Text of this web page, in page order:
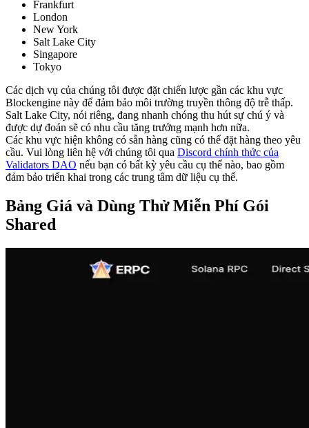
Frankfurt
London
New York
Salt Lake City
Singapore
Tokyo
Các dịch vụ của chúng tôi được đặt chiến lược gần các khu vực
Blockengine này để đảm bảo môi trường truyền thông độ trễ thấp.
Salt Lake City, nói riêng, đang nhanh chóng thu hút sự chú ý và
được dự đoán sẽ có nhu cầu tăng trưởng mạnh hơn nữa.
Các khu vực hiện không có sẵn hàng cũng có thể đặt hàng theo yêu
cầu. Vui lòng liên hệ với chúng tôi qua Discord chính thức của
Validators DAO nếu bạn có bất kỳ yêu cầu cụ thể nào, bao gồm
đảm bảo triển khai trong các trung tâm dữ liệu cụ thể.
Bảng Giá và Dùng Thử Miễn Phí Gói
Shared